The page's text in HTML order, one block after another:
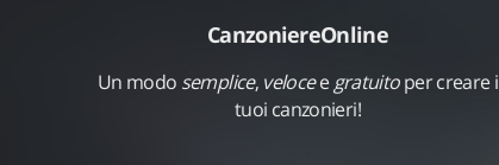
CanzoniereOnline
Un modo semplice, veloceegratuitoper creare i
tuoi canzonieri!